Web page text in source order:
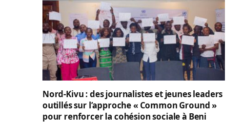
Nord-Kivu : des journalistes et jeunes leaders
outillés sur l’approche « Common Ground »
pour renforcer la cohésion sociale à Beni